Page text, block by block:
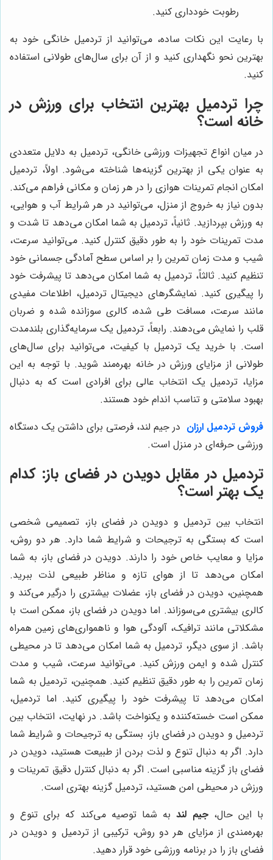
رطوبت خودداری کنید.
با رعایت این نکات ساده، می‌توانید از تردمیل خانگی خود به
بهترین نحو نگهداری کنید و از آن برای سال‌های طولانی استفاده
کنید.
چرا تردمیل بهترین انتخاب برای ورزش در
خانه است؟
در میان انواع تجهیزات ورزشی خانگی، تردمیل به دلایل متعددی
به عنوان یکی از بهترین گزینه‌ها شناخته می‌شود. اولاً، تردمیل
امکان انجام تمرینات هوازی را در هر زمان و مکانی فراهم می‌کند.
بدون نیاز به خروج از منزل، می‌توانید در هر شرایط آب و هوایی،
به ورزش بپردازید. ثانیاً، تردمیل به شما امکان می‌دهد تا شدت و
مدت تمرینات خود را به طور دقیق کنترل کنید. می‌توانید سرعت،
شیب و مدت زمان تمرین را بر اساس سطح آمادگی جسمانی خود
تنظیم کنید. ثالثاً، تردمیل به شما امکان می‌دهد تا پیشرفت خود
را پیگیری کنید. نمایشگرهای دیجیتال تردمیل، اطلاعات مفیدی
مانند سرعت، مسافت طی شده، کالری سوزانده شده و ضربان
قلب را نمایش می‌دهند. رابعاً، تردمیل یک سرمایه‌گذاری بلندمدت
است. با خرید یک تردمیل با کیفیت، می‌توانید برای سال‌های
طولانی از مزایای ورزش در خانه بهره‌مند شوید. با توجه به این
مزایا، تردمیل یک انتخاب عالی برای افرادی است که به دنبال
بهبود سلامتی و تناسب اندام خود هستند.
فروش تردمیل ارزان در جیم لند، فرصتی برای داشتن یک دستگاه
ورزشی حرفه‌ای در منزل است.
تردمیل در مقابل دویدن در فضای باز: کدام
یک بهتر است؟
انتخاب بین تردمیل و دویدن در فضای باز، تصمیمی شخصی
است که بستگی به ترجیحات و شرایط شما دارد. هر دو روش،
مزایا و معایب خاص خود را دارند. دویدن در فضای باز، به شما
امکان می‌دهد تا از هوای تازه و مناظر طبیعی لذت ببرید.
همچنین، دویدن در فضای باز، عضلات بیشتری را درگیر می‌کند و
کالری بیشتری می‌سوزاند. اما دویدن در فضای باز، ممکن است با
مشکلاتی مانند ترافیک، آلودگی هوا و ناهمواری‌های زمین همراه
باشد. از سوی دیگر، تردمیل به شما امکان می‌دهد تا در محیطی
کنترل شده و ایمن ورزش کنید. می‌توانید سرعت، شیب و مدت
زمان تمرین را به طور دقیق تنظیم کنید. همچنین، تردمیل به شما
امکان می‌دهد تا پیشرفت خود را پیگیری کنید. اما تردمیل،
ممکن است خسته‌کننده و یکنواخت باشد. در نهایت، انتخاب بین
تردمیل و دویدن در فضای باز، بستگی به ترجیحات و شرایط شما
دارد. اگر به دنبال تنوع و لذت بردن از طبیعت هستید، دویدن در
فضای باز گزینه مناسبی است. اگر به دنبال کنترل دقیق تمرینات و
ورزش در محیطی امن هستید، تردمیل گزینه بهتری است.
با این حال،جیم لندبه شما توصیه می‌کند که برای تنوع و
بهره‌مندی از مزایای هر دو روش، ترکیبی از تردمیل و دویدن در
فضای باز را در برنامه ورزشی خود قرار دهید.